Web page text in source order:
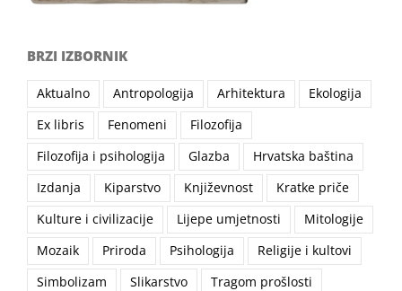
BRZI IZBORNIK
Aktualno Antropologija Arhitektura
Ekologija
Ex libris
Fenomeni
Filozofija
Filozofija i psihologija
Glazba
Hrvatska baština
Izdanja
Kiparstvo Književnost
Kratke priče
Kulture i civilizacije
Lijepe umjetnosti
Mitologije
Mozaik
Priroda Psihologija
Religije i kultovi
Simbolizam
Slikarstvo
Tragom prošlosti